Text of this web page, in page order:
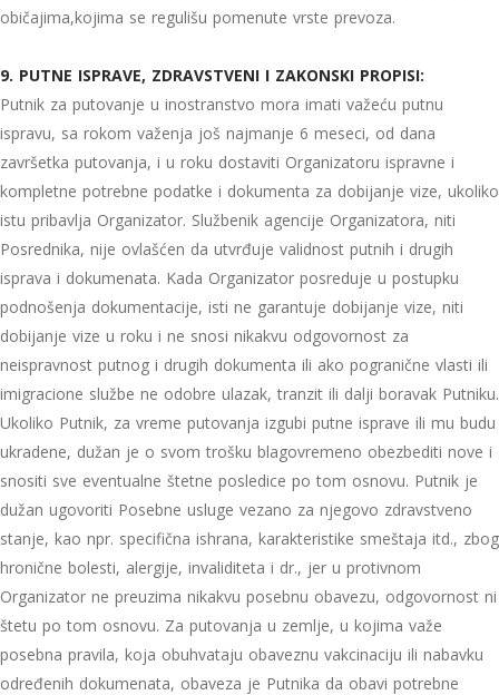
običajima,kojima se regulišu pomenute vrste prevoza.
9. PUTNE ISPRAVE, ZDRAVSTVENI I ZAKONSKI PROPISI:
Putnik za putovanje u inostranstvo mora imati važeću putnu
ispravu, sa rokom važenja još najmanje 6 meseci, od dana
završetka putovanja, i u roku dostaviti Organizatoru ispravne i
kompletne potrebne podatke i dokumenta za dobijanje vize, ukoliko
istu pribavlja Organizator. Službenik agencije Organizatora, niti
Posrednika, nije ovlašćen da utvrđuje validnost putnih i drugih
isprava i dokumenata. Kada Organizator posreduje u postupku
podnošenja dokumentacije, isti ne garantuje dobijanje vize, niti
dobijanje vize u roku i ne snosi nikakvu odgovornost za
neispravnost putnog i drugih dokumenta ili ako pogranične vlasti ili
imigracione službe ne odobre ulazak, tranzit ili dalji boravak Putniku.
Ukoliko Putnik, za vreme putovanja izgubi putne isprave ili mu budu
ukradene, dužan je o svom trošku blagovremeno obezbediti nove i
snositi sve eventualne štetne posledice po tom osnovu. Putnik je
dužan ugovoriti Posebne usluge vezano za njegovo zdravstveno
stanje, kao npr. specifična ishrana, karakteristike smeštaja itd., zbog
hronične bolesti, alergije, invaliditeta i dr., jer u protivnom
Organizator ne preuzima nikakvu posebnu obavezu, odgovornost ni
štetu po tom osnovu. Za putovanja u zemlje, u kojima važe
posebna pravila, koja obuhvataju obaveznu vakcinaciju ili nabavku
određenih dokumenata, obaveza je Putnika da obavi potrebne